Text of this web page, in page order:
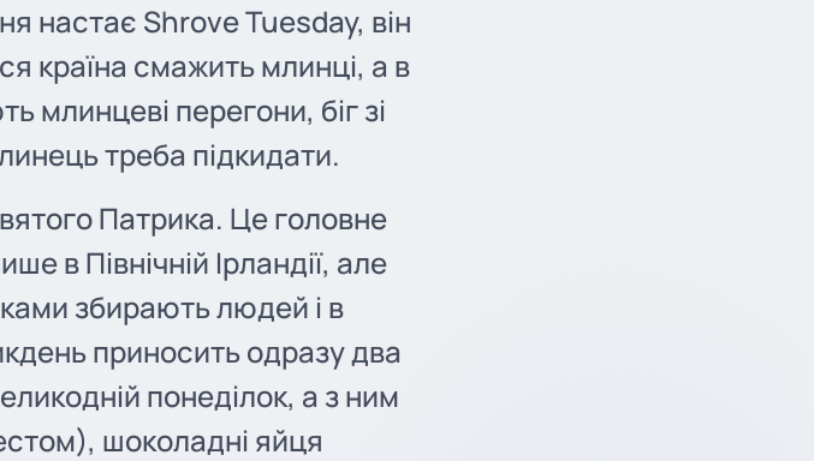
настає Shrove Tuesday, він
країна смажить млинці, а в
млинцеві перегони, біг зі
треба підкидати.
Патрика. Це головне
в Північній Ірландії, але
збирають людей і в
приносить одразу два
понеділок, а з ним
шоколадні яйця